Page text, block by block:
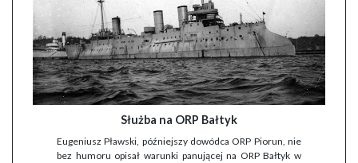
Służba na ORP Bałtyk
Eugeniusz Pławski, późniejszy dowódca ORP Piorun, nie
bez humoru opisał warunki panującej na ORP Bałtyk w